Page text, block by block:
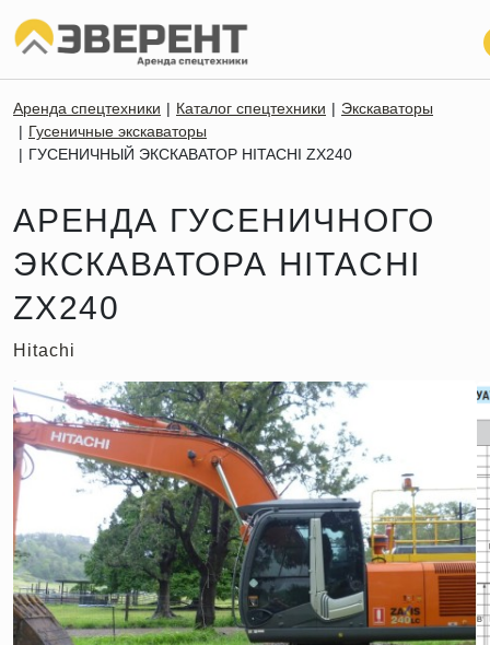
Аренда спецтехники Каталог спецтехники
Экскаваторы
Гусеничные экскаваторы
ГУСЕНИЧНЫЙ ЭКСКАВАТОР HITACHI ZX240
АРЕНДА ГУСЕНИЧНОГО
ЭКСКАВАТОРА HITACHI
ZX240
Hitachi